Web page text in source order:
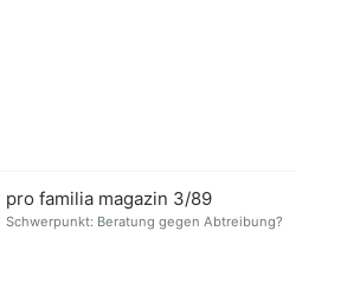
pro familia magazin 3/89
Schwerpunkt: Beratung gegen Abtreibung?